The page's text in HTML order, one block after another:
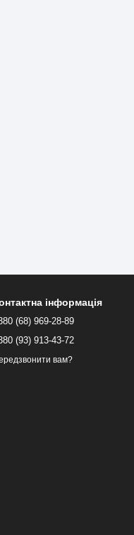
інформація
(68) 969-28-89
(93) 913-43-72
вам?